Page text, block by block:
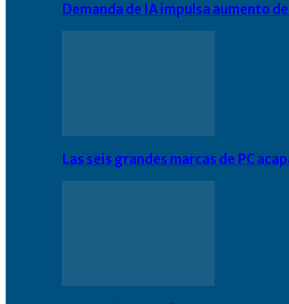
Demanda de IA impulsa aumento
Las seis grandes marcas de PC